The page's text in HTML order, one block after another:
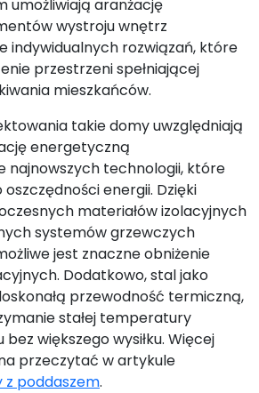
umożliwiają aranżację
wystroju wnętrz
indywidualnych rozwiązań, które
przestrzeni spełniającej
mieszkańców.
takie domy uwzględniają
energetyczną
najnowszych technologii, które
energii. Dzięki
materiałów izolacyjnych
systemów grzewczych
jest znaczne obniżenie
Dodatkowo, stal jako
przewodność termiczną,
stałej temperatury
większego wysiłku. Więcej
przeczytać w artykule
z poddaszem.